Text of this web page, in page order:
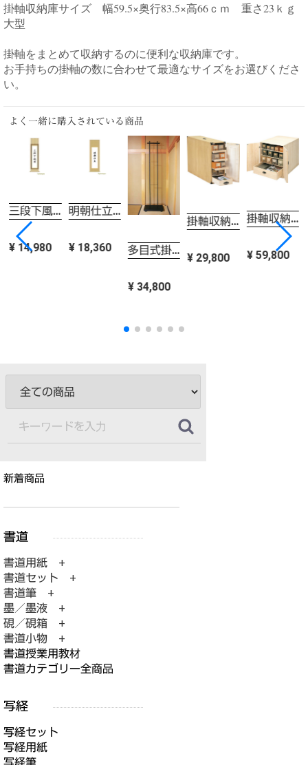
掛軸収納庫サイズ 幅59.5×奥行83.5×高66ｃｍ 重さ23ｋｇ
大型
掛軸をまとめて収納するのに便利な収納庫です。
お手持ちの掛軸の数に合わせて最適なサイズをお選びくださ
い。
よく一緒に購入されている商品
三段下風帯 半紙〜半切サイズ用
¥ 14,980
明朝仕立 半紙〜半切サイズ用
¥ 18,360 多目式掛軸飾り台
¥ 34,800
掛軸収納庫 小
¥ 29,800
掛軸収納庫 中
¥ 59,800
新着商品
書道用紙 +
書道セット +
書道筆 +
墨／墨液 +
硯／硯箱 +
書道小物 +
書道授業用教材
書道カテゴリー全商品
写経セット
写経用紙